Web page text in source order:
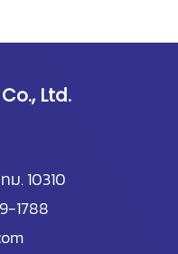
Ltd.
ม. 10310
1788